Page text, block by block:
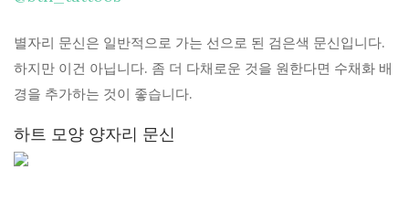
별자리 문신은 일반적으로 가는 선으로 된 검은색 문신입니다.
하지만 이건 아닙니다. 좀 더 다채로운 것을 원한다면 수채화 배
경을 추가하는 것이 좋습니다.
하트 모양 양자리 문신